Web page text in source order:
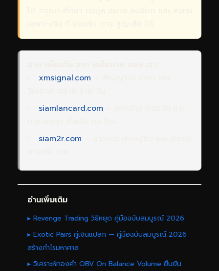
xmsignal.com
siamlancard.com
siam2r.com
อ่านเพิ่มเติม
▸ Revenge Trading วิธีหยุด คู่มือฉบับสมบูรณ์ 2026
▸ Exotic Pairs คู่เงินแปลก — คู่มือฉบับสมบูรณ์ 2026
สร้างกำไรมหาศาล
▸ วิเคราะห์ทองคำ OBV On Balance Volume ยืนยัน